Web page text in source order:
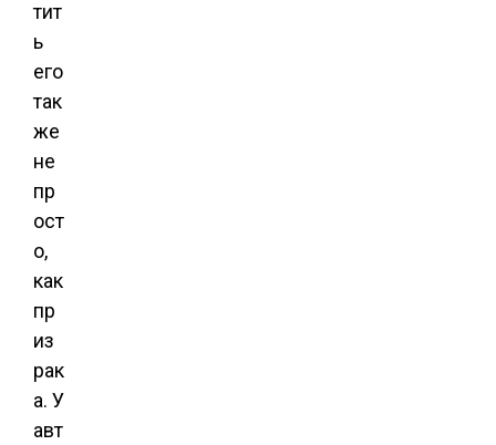
тит
ь
его
так
же
не
пр
ост
о,
как
пр
из
рак
а. У
авт